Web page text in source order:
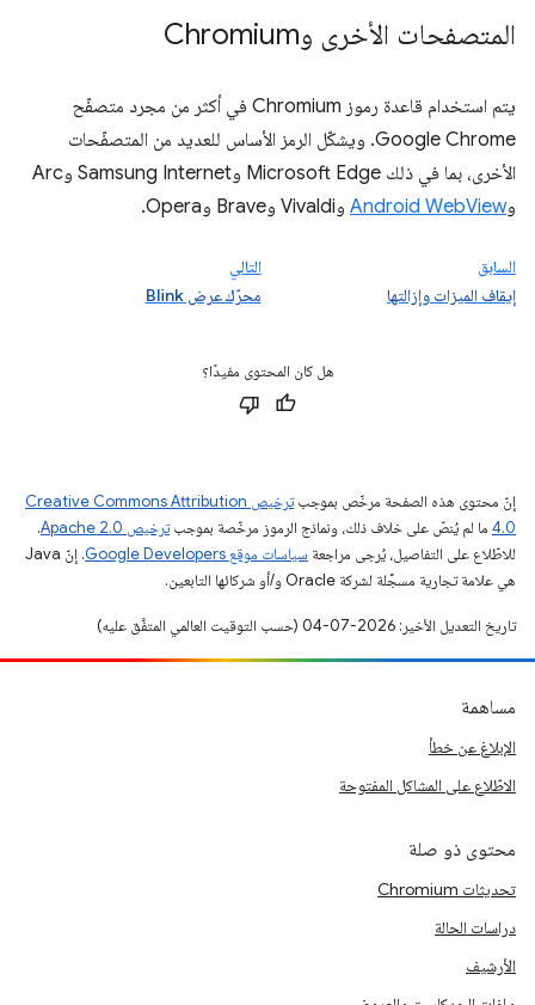
المتصفحات الأخرى وChromium
يتم استخدام قاعدة رموز Chromium في أكثر من مجرد متصفّح
Google Chrome. ويشكّل الرمز الأساس للعديد من المتصفّحات
الأخرى، بما في ذلك Microsoft Edge وSamsung Internet وArc
وAndroid WebView وVivaldi وBrave وOpera.
السابق
إيقاف الميزات وإزالتها
التالي
محرّك عرض Blink
هل كان المحتوى مفيدًا؟
إنّ محتوى هذه الصفحة مرخّص بموجب
ترخيص Creative Commons Attribution
4.0‏ ما لم يُنصّ على خلاف ذلك، ونماذج الرموز مرخّصة بموجبترخيص Apache 2.0‏
.
للاطّلاع على التفاصيل، يُرجى مراجعة سياسات موقع Google Developers‏
. إنّ Java
هي علامة تجارية مسجَّلة لشركة Oracle و/أو شركائها التابعين.
تاريخ التعديل الأخير: 2026-07-04 (حسب التوقيت العالمي المتفَّق عليه)
مساهمة
الإبلاغ عن خطأ
الاطّلاع على المشاكل المفتوحة
محتوى ذو صلة
تحديثات Chromium
دراسات الحالة
الأرشيف